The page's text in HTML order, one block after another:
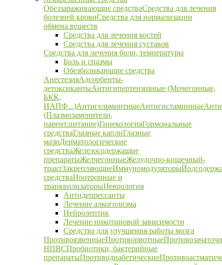
Обеззараживающие средстваСредства для лечения
болезней кровиСредства для нормализации
обмена веществ
Средства для лечения костей
Средства для лечения суставов
Средства для лечения боли, температуры
Боль и спазмы
Обезболивающие средства
АнестезияАдсорбенты-
детоксикантыАнтигипертензивные (Мочегонные,
БКК,
ИАПФ...)АнтигельминтныеАнтигистаминные
(Плазмозаменители,
парент.питание)ГинекологияГормональные
средстваГлазные каплиГлазные
мазиДерматологические
средстваЖелезосодержащие
препаратыЖелчегонныеЖелудочно-кишечный-
трактЗакрепляющиеИммуномодуляторы
средстваНоотропные и
транквилизаторыНеврология
Антидепрессанты
Лечение алкоголизма
Нейролептик
Лечение никотиновой зависимости
Средства для улучшения работы мозга
ПротивоязвенныеПротиворвотные
НПВСПробиотики, бактерийные
препаратыПротиводиабетические